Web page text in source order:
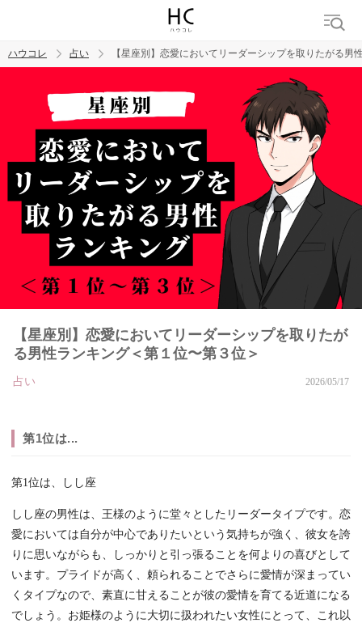
トレンド ワード
ハウコレ 占い 【星座別】恋愛においてリーダーシップを取りたがる男
【星座別】恋愛においてリーダーシップを取りたが
る男性ランキング＜第１位〜第３位＞
占い 2026/05/17
第1位は...
第1位は、しし座
しし座の男性は、王様のように堂々としたリーダータイプです。恋
愛においては自分が中心でありたいという気持ちが強く、彼女を誇
りに思いながらも、しっかりと引っ張ることを何よりの喜びとして
います。プライドが高く、頼られることでさらに愛情が深まってい
くタイプなので、素直に甘えることが彼の愛情を育てる近道になる
でしょう。お姫様のように大切に扱われたい女性にとって、これ以